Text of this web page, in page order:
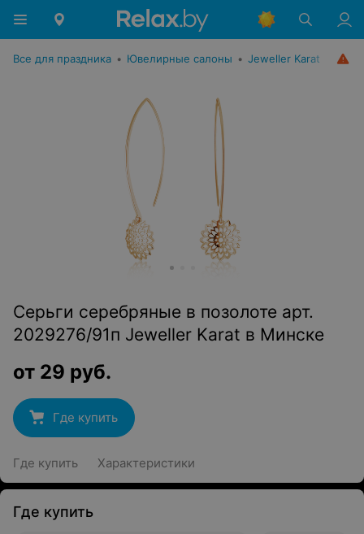
Все для праздника • Ювелирные салоны • Jeweller Karat
Серьги серебряные в позолоте арт.
2029276/91п Jeweller Karat в Минске
от 29 руб.
Где купить
Где купить Характеристики
Где купить